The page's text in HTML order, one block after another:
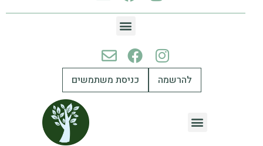
להרשמה כניסת משתמשים